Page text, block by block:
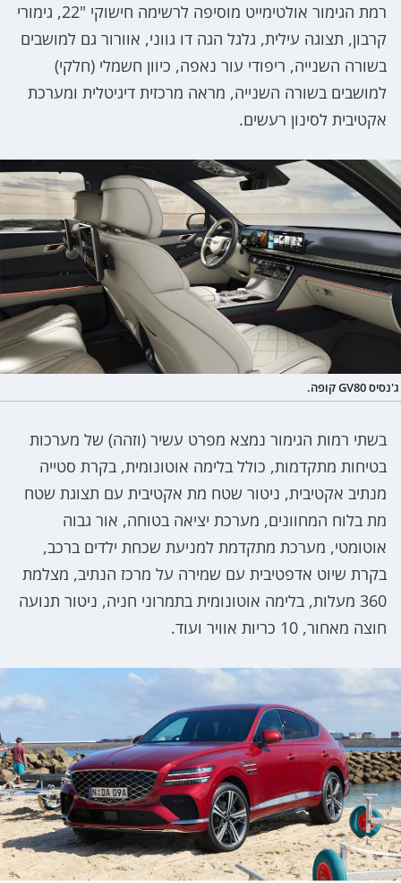
רמת הגימור אולטימייט מוסיפה לרשימה חישוקי "22, גימורי
קרבון, תצוגה עילית, גלגל הגה דו גווני, אוורור גם למושבים
בשורה השנייה, ריפודי עור נאפה, כיוון חשמלי (חלקי)
למושבים בשורה השנייה, מראה מרכזית דיגיטלית ומערכת
אקטיבית לסינון רעשים.
ג'נסיס GV80 קופה.
בשתי רמות הגימור נמצא מפרט עשיר (וזהה) של מערכות
בטיחות מתקדמות, כולל בלימה אוטונומית, בקרת סטייה
מנתיב אקטיבית, ניטור שטח מת אקטיבית עם תצוגת שטח
מת בלוח המחוונים, מערכת יציאה בטוחה, אור גבוה
אוטומטי, מערכת מתקדמת למניעת שכחת ילדים ברכב,
בקרת שיוט אדפטיבית עם שמירה על מרכז הנתיב, מצלמת
360 מעלות, בלימה אוטונומית בתמרוני חניה, ניטור תנועה
חוצה מאחור, 10 כריות אוויר ועוד.